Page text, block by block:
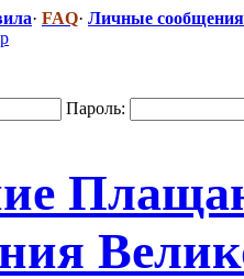
· FAQ· Личные сообщения
Пароль: